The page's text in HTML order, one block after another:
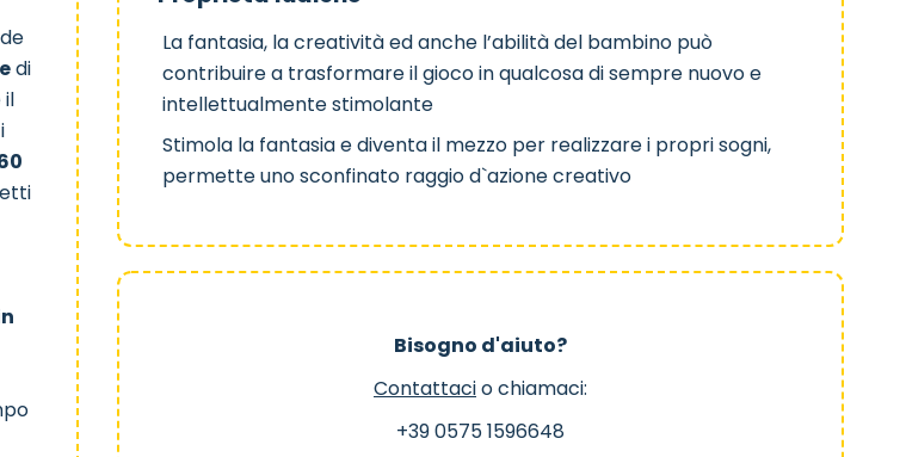
Bosco Savana Principesse Microcosmo Giardino
di
il
La fantasia, la creatività ed anche l’abilità del bambino può
contribuire a trasformare il gioco in qualcosa di sempre nuovo e
intellettualmente stimolante
Stimola la fantasia e diventa il mezzo per realizzare i propri sogni,
permette uno sconfinato raggio d`azione creativo
Bisogno d'aiuto?
Contattacio chiamaci:
+39 0575 1596648